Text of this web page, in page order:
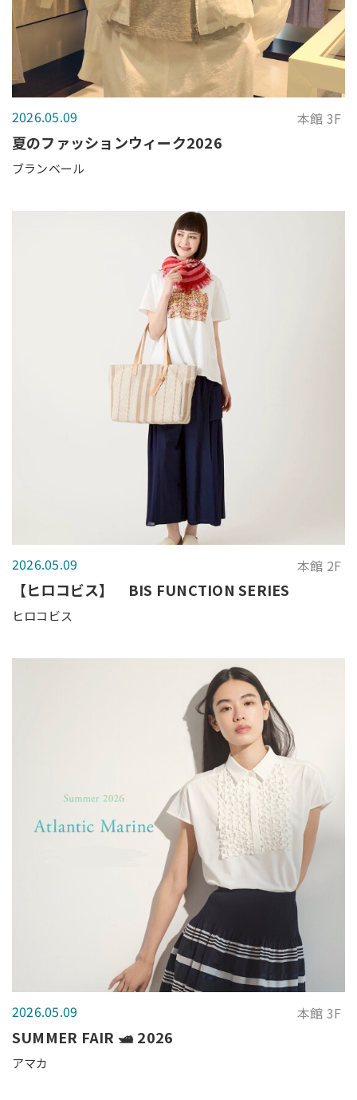
2026.05.09 本館 3F
夏のファッションウィーク2026
ブランベール
2026.05.09 本館 2F
【ヒロコビス】 BIS FUNCTION SERIES
ヒロコビス
2026.05.09 本館 3F
SUMMER FAIR 🛥️ 2026
アマカ